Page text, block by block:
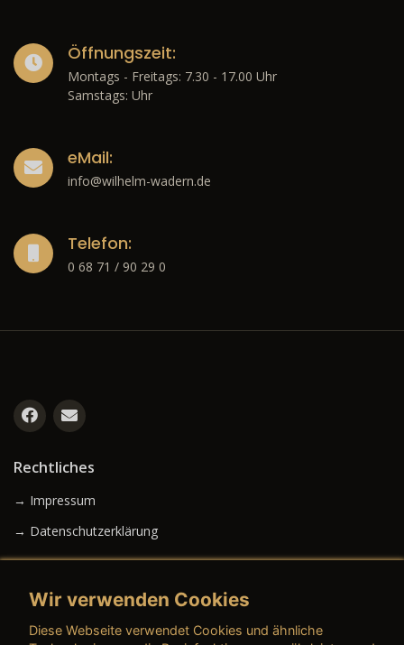
Öffnungszeit:
Montags - Freitags: 7.30 - 17.00 Uhr
Samstags: Uhr
eMail:
info@wilhelm-wadern.de
Telefon:
0 68 71 / 90 29 0
Rechtliches
→ Impressum
→ Datenschutzerklärung
Wir verwenden Cookies
Diese Webseite verwendet Cookies und ähnliche